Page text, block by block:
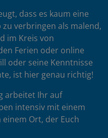
dass es kaum eine
verbringen als malend,
im Kreis von
Ferien oder online
oder seine Kenntnisse
ist hier genau richtig!
arbeitet Ihr auf
intensiv mit einem
Ort, der Euch